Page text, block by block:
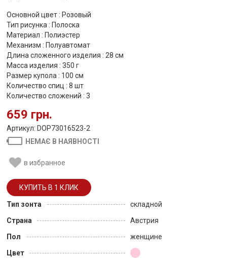
Основной цвет : Розовый
Тип рисунка : Полоска
Материал : Полиэстер
Механизм : Полуавтомат
Длина сложенного изделия : 28 см
Масса изделия : 350 г
Размер купола : 100 см
Количество спиц : 8 шт
Количество сложений : 3
659 грн.
Артикул: DOP73016523-2
НЕМАЄ В НАЯВНОСТІ
в избранное
Тип зонта
складной
Страна
Австрия
Пол
женщине
Цвет